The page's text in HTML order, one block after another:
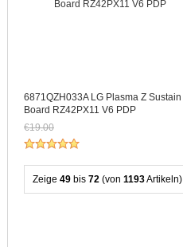
6871QZH033A LG Plasma Z Sustain
Board RZ42PX11 V6 PDP
€19.00
Jetzt nur noch €17.67
Zeige 49 bis 72 (von 1193Artikeln)